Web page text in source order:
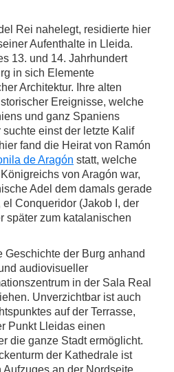
Rei nahelegt, residierte hier
Aufenthalte in Lleida.
13. und 14. Jahrhundert
in sich Elemente
Architektur. Ihre alten
Ereignisse, welche
und ganz Spaniens
einst der letzte Kalif
fand die Heirat von Ramón
de Aragón statt, welche
von Aragón war,
Adel dem damals gerade
Conqueridor (Jakob I, der
später zum katalanischen
Geschichte der Burg anhand
audiovisueller
in der Sala Real
Unverzichtbar ist auch
auf der Terrasse,
Punkt Lleidas einen
die ganze Stadt ermöglicht.
der Kathedrale ist
an der Nordseite